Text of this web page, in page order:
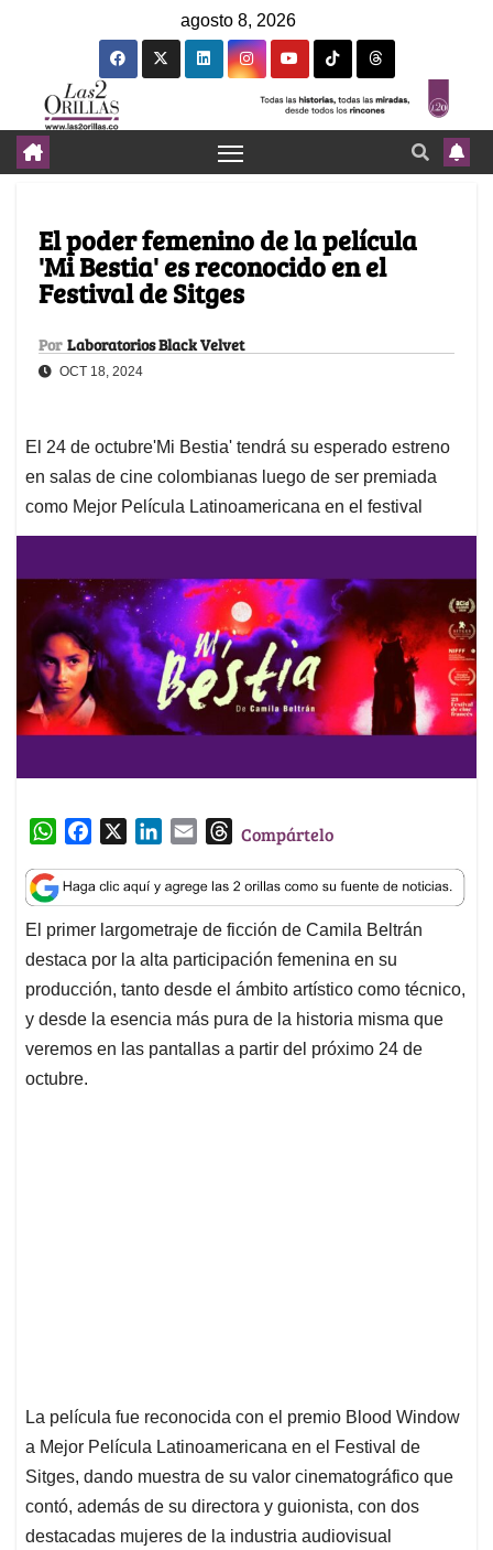
agosto 8, 2026
El poder femenino de la película
'Mi Bestia' es reconocido en el
Festival de Sitges
Por Laboratorios Black Velvet
OCT 18, 2024
El 24 de octubre'Mi Bestia' tendrá su esperado estreno
en salas de cine colombianas luego de ser premiada
como Mejor Película Latinoamericana en el festival
W
a
t
s
A
p
p
c
e
b
o
o
k
n
k
e
d
I
n
a
i
l
T
r
e
a
d
s
Compártelo
El primer largometraje de ficción de Camila Beltrán
destaca por la alta participación femenina en su
producción, tanto desde el ámbito artístico como técnico,
y desde la esencia más pura de la historia misma que
veremos en las pantallas a partir del próximo 24 de
octubre.
La película fue reconocida con el premio Blood Window
a Mejor Película Latinoamericana en el Festival de
Sitges, dando muestra de su valor cinematográfico que
contó, además de su directora y guionista, con dos
destacadas mujeres de la industria audiovisual